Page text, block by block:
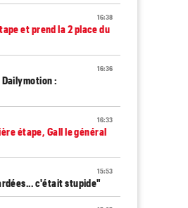
16:38
et prend la 2 place du
16:36
:
16:33
étape, Gall le général
15:53
c'était stupide"